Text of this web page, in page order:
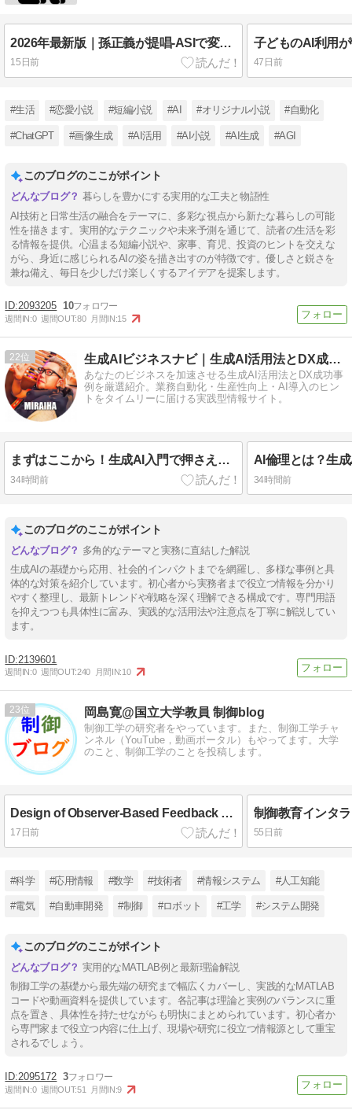
2026年最新版｜孫正義が提唱-ASIで変わる働き方――2040年までに絶対やるべき準備とは
15日前 47日前
#生活 #恋愛小説 #短編小説 #AI #オリジナル小説 #自動化
#ChatGPT #画像生成 #AI活用 #AI小説 #AI生成 #AGI
このブログのここがポイント
暮らしを豊かにする実用的な工夫と物語性
AI技術と日常生活の融合をテーマに、多彩な視点から新たな暮らしの可能
性を描きます。実用的なテクニックや未来予測を通じて、読者の生活を彩
る情報を提供。心温まる短編小説や、家事、育児、投資のヒントを交えな
がら、身近に感じられるAIの姿を描き出すのが特徴です。優しさと鋭さを
兼ね備え、毎日を少しだけ楽しくするアイデアを提案します。
2093205 10
週間IN:0 週間OUT:80 月間IN:15
22 生成AIビジネスナビ｜生成AI活用法とDX成功事例を厳選紹介
あなたのビジネスを加速させる生成AI活用法とDX成功事
例を厳選紹介。業務自動化・生産性向上・AI導入のヒン
トをタイムリーに届ける実践型情報サイト。
まずはここから！生成AI入門で押さえるべき3つのポイント
34時間前 34時間前
このブログのここがポイント
多角的なテーマと実務に直結した解説
生成AIの基礎から応用、社会的インパクトまでを網羅し、多様な事例と具
体的な対策を紹介しています。初心者から実務者まで役立つ情報を分かり
やすく整理し、最新トレンドや戦略を深く理解できる構成です。専門用語
を抑えつつも具体性に富み、実践的な活用法や注意点を丁寧に解説してい
ます。
2139601
週間IN:0 週間OUT:240 月間IN:10
23 岡島寛@国立大学教員 制御blog
制御工学の研究者をやっています。また、制御工学チャ
ンネル（YouTube，動画ポータル）もやってます。大学
のこと、制御工学のことを投稿します。
Design of Observer-Based Feedback Controller for Multi-Rate Systems With Various Sampling Periods Using Cyclic Reformulation
17日前
制御教育インタ
55日前
#科学 #応用情報 #数学 #技術者 #情報システム #人工知能
#電気 #自動車開発 #制御 #ロボット #工学 #システム開発
このブログのここがポイント
実用的なMATLAB例と最新理論解説
制御工学の基礎から最先端の研究まで幅広くカバーし、実践的なMATLAB
コードや動画資料を提供しています。各記事は理論と実例のバランスに重
点を置き、具体性を持たせながらも明快にまとめられています。初心者か
ら専門家まで役立つ内容に仕上げ、現場や研究に役立つ情報源として重宝
されるでしょう。
2095172 3
週間IN:0 週間OUT:51 月間IN:9